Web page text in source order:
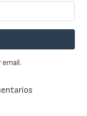
email.